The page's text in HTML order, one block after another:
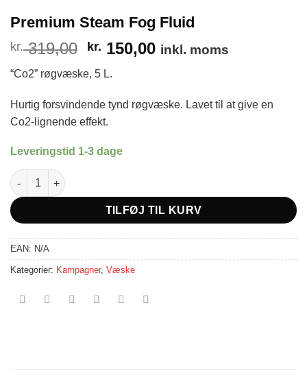
Premium Steam Fog Fluid
kr.319,00 Den
pris
var:
kr. 319,00.
kr. 150,00Den
er:
kr. 150,00.
inkl. moms
“Co2” røgvæske, 5 L.
Hurtig forsvindende tynd røgvæske. Lavet til at give en
Co2-lignende effekt.
Leveringstid 1-3 dage
Premium Steam Fog Fluid antal
TILFØJ TIL KURV
EAN: N/A
Kategorier: Kampagner, Væske